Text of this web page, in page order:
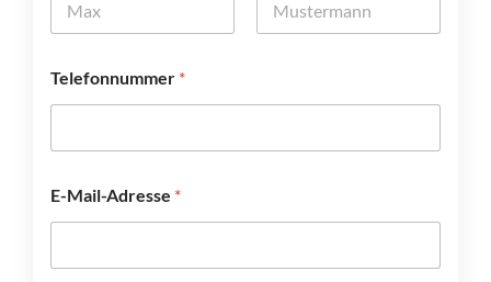
e
l
n
n
u
m
Telefonnummer *
E-Mail-Adresse *